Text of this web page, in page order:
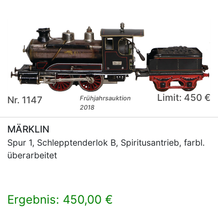
Nr. 1147
Frühjahrsauktion
2018
Limit: 450 €
MÄRKLIN
Spur 1, Schlepptenderlok B, Spiritusantrieb, farbl.
überarbeitet
Ergebnis: 450,00 €